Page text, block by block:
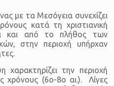
με τα Μεσόγεια συνεχίζει
κατά τη χριστιανική
και από το πλήθος των
στην περιοχή υπήρχαν
χαρακτηρίζει την περιοχή
χρόνους (6ο-8ο αι.). Λίγες